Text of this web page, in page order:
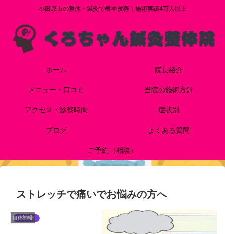
小田原市の整体・鍼灸で根本改善｜施術実績4万人以上
ホーム 院長紹介
メニュー・口コミ 当院の施術方針
アクセス・診察時間 症状別
ブログ よくある質問
ご予約（相談）
ストレッチで痛いでお悩みの方へ
自律神経